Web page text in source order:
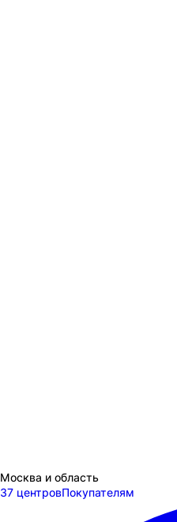
Москва и область
37 центровПокупателям